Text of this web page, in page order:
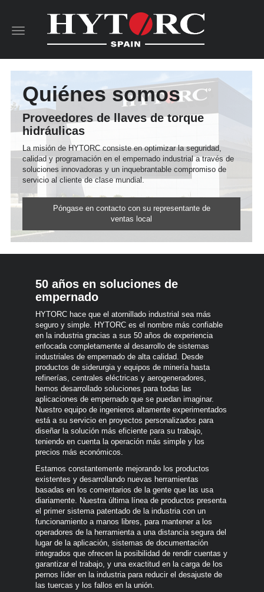
Toggle
Quiénes somos
Proveedores de llaves de torque
hidráulicas
La misión de HYTORC consiste en optimizar la seguridad,
calidad y programación en el empernado industrial a través de
soluciones innovadoras y un inquebrantable compromiso de
servicio al cliente de clase mundial.
Póngase en contacto con su representante de
ventas local
50 años en soluciones de
empernado
HYTORC hace que el atornillado industrial sea más
seguro y simple. HYTORC es el nombre más confiable
en la industria gracias a sus 50 años de experiencia
enfocada completamente al desarrollo de sistemas
industriales de empernado de alta calidad. Desde
productos de siderurgia y equipos de minería hasta
refinerías, centrales eléctricas y aerogeneradores,
hemos desarrollado soluciones para todas las
aplicaciones de empernado que se puedan imaginar.
Nuestro equipo de ingenieros altamente experimentados
está a su servicio en proyectos personalizados para
diseñar la solución más eficiente para su trabajo,
teniendo en cuenta la operación más simple y los
precios más económicos.
Estamos constantemente mejorando los productos
existentes y desarrollando nuevas herramientas
basadas en los comentarios de la gente que las usa
diariamente. Nuestra última línea de productos presenta
el primer sistema patentado de la industria con un
funcionamiento a manos libres, para mantener a los
operadores de la herramienta a una distancia segura del
lugar de la aplicación, sistemas de documentación
integrados que ofrecen la posibilidad de rendir cuentas y
garantizar el trabajo, y una exactitud en la carga de los
pernos líder en la industria para reducir el desajuste de
las tuercas y los fallos en la unión.